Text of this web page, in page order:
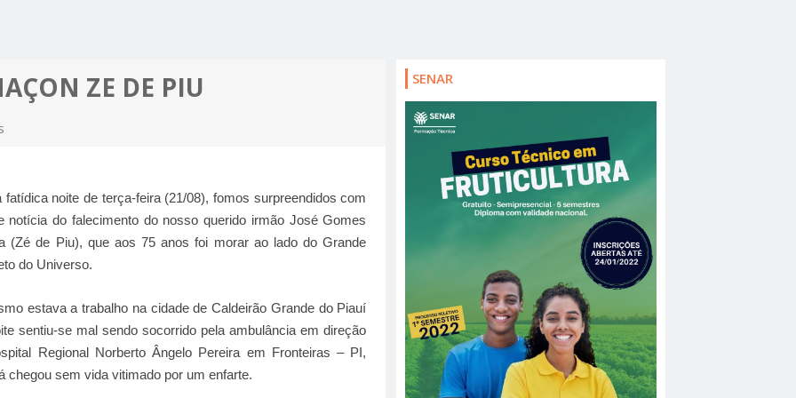
ZE DE PIU
fatídica noite de terça-feira (21/08), fomos surpreendidos com
notícia do falecimento do nosso querido irmão José Gomes
(Zé de Piu), que aos 75 anos foi morar ao lado do Grande
do Universo.
estava a trabalho na cidade de Caldeirão Grande do Piauí
sentiu-se mal sendo socorrido pela ambulância em direção
Regional Norberto Ângelo Pereira em Fronteiras – PI,
chegou sem vida vitimado por um enfarte.
SENAR